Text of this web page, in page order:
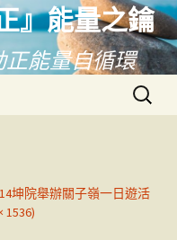
』能量之鑰
正能量自循環
搜
尋
坤院舉辦關子嶺一日遊活
1536)